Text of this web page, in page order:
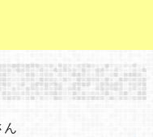
ん